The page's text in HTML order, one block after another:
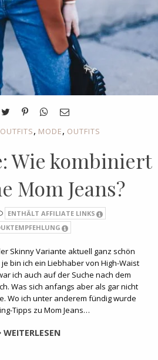
, MODE, OUTFITS
Wie kombiniert
Mom Jeans?
ENTHÄLT AFFILIATE LINKS
Skinny Variante aktuell ganz schön
bin ich ein Liebhaber von High-Waist
ich auch auf der Suche nach dem
Was sich anfangs aber als gar nicht
Wo ich unter anderem fündig wurde
Tipps zu Mom Jeans…
WEITERLESEN